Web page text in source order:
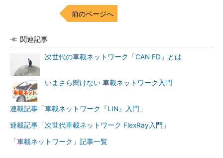
前のページへ
関連記事
次世代の車載ネットワーク「CAN FD」とは
いまさら聞けない 車載ネットワーク入門
連載記事「車載ネットワーク『LIN』入門」
連載記事「次世代車載ネットワーク FlexRay入門」
「車載ネットワーク」記事一覧